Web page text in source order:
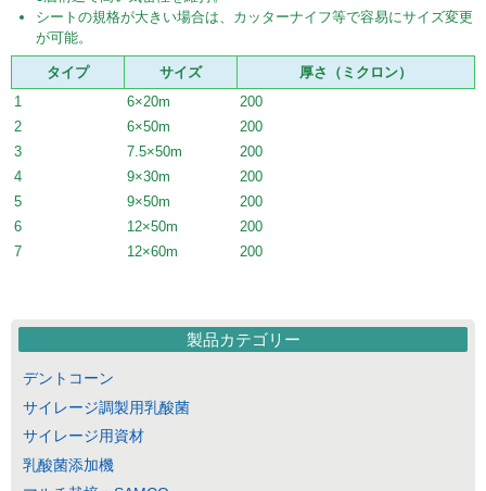
シートの規格が大きい場合は、カッターナイフ等で容易にサイズ変更
が可能。
タイプ サイズ
厚さ（ミクロン）
1
6×20m
200
2
6×50m
200
3
7.5×50m
200
4
9×30m
200
5
9×50m
200
6
12×50m
200
7
12×60m 200
製品カテゴリー
デントコーン
サイレージ調製用乳酸菌
サイレージ用資材
乳酸菌添加機